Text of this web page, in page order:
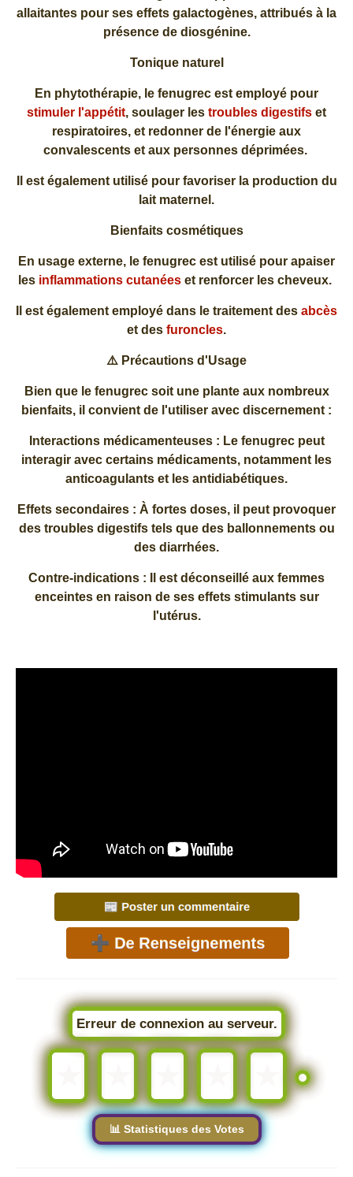
allaitantes pour ses effets galactogènes, attribués à la
présence de diosgénine.
Tonique naturel
En phytothérapie, le fenugrec est employé pour
stimuler l'appétit, soulager les troubles digestifs et
respiratoires, et redonner de l'énergie aux
convalescents et aux personnes déprimées.
Il est également utilisé pour favoriser la production du
lait maternel.
Bienfaits cosmétiques
En usage externe, le fenugrec est utilisé pour apaiser
les inflammations cutanées et renforcer les cheveux.
Il est également employé dans le traitement des abcès
et des furoncles.
⚠️ Précautions d'Usage
Bien que le fenugrec soit une plante aux nombreux
bienfaits, il convient de l'utiliser avec discernement :
Interactions médicamenteuses : Le fenugrec peut
interagir avec certains médicaments, notamment les
anticoagulants et les antidiabétiques.
Effets secondaires : À fortes doses, il peut provoquer
des troubles digestifs tels que des ballonnements ou
des diarrhées.
Contre-indications : Il est déconseillé aux femmes
enceintes en raison de ses effets stimulants sur
l'utérus.
Erreur de connexion au serveur.
📊 Statistiques des Votes